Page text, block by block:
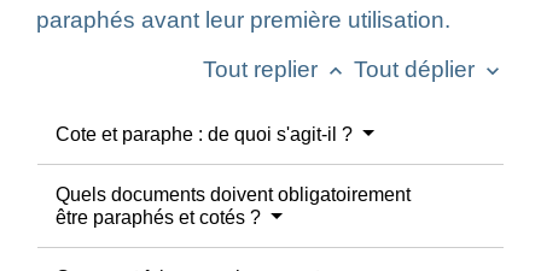
paraphés avant leur première utilisation.
Tout replier keyboard_arrow_up Tout déplier keyboard_arrow_down
Cote et paraphe : de quoi s'agit-il ?
Quels documents doivent obligatoirement
être paraphés et cotés ?